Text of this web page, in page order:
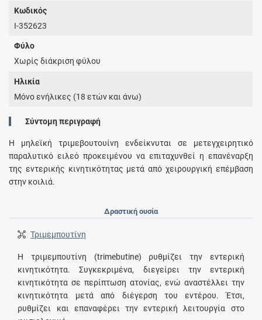
Κωδικός
I-352623
Φύλο
Χωρίς διάκριση φύλου
Ηλικία
Μόνο ενήλικες (18 ετών και άνω)
Σύντομη περιγραφή
Η μηλεϊκή τριμεβουτουίνη ενδείκνυται σε μετεγχειρητικό
παραλυτικό ειλεό προκειμένου να επιταχυνθεί η επανέναρξη
της εντερικής κινητικότητας μετά από χειρουργική επέμβαση
στην κοιλιά.
Δραστική ουσία
Τριμεμπουτίνη
Η τριμεμπουτίνη (trimebutine) ρυθμίζει την εντερική
κινητικότητα. Συγκεκριμένα, διεγείρει την εντερική
κινητικότητα σε περίπτωση ατονίας, ενώ αναστέλλει την
κινητικότητα μετά από διέγερση του εντέρου. Έτσι,
ρυθμίζει και επαναφέρει την εντερική λειτουργία στο